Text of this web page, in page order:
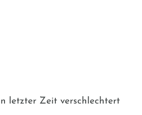
letzter Zeit verschlechtert